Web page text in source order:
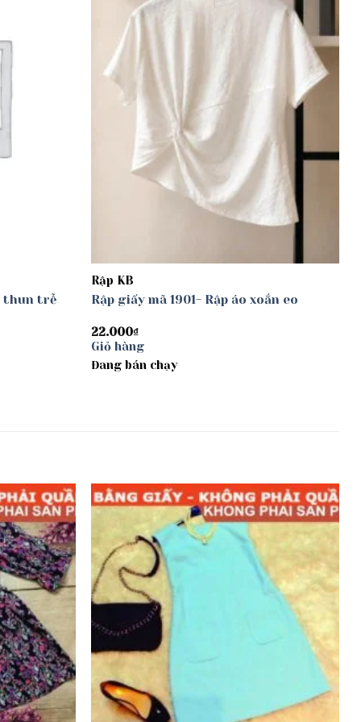
thun trễ
Rập KB
Rập giấy mã 1901- Rập áo xoắn eo
22.000₫
Giỏ hàng
Đang bán chạy
Add to
wishlist
Add to
wishlist